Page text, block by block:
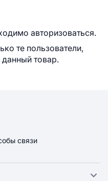
авторизоваться.
те пользователи,
товар.
связи